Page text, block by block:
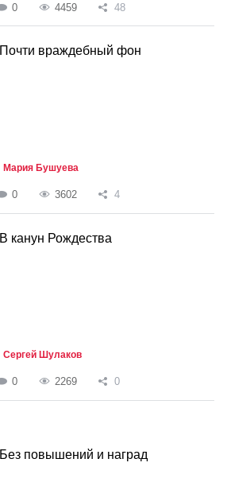
0 4459 48
Почти враждебный фон
Мария Бушуева
0 3602 4
В канун Рождества
Сергей Шулаков
0 2269 0
Без повышений и наград